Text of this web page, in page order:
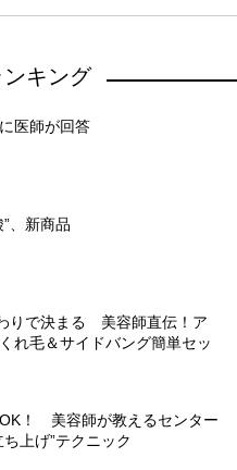
ンキング
医師が回答
、新商品
りで決まる 美容師直伝！ア
れ毛＆サイドバング簡単セッ
！ 美容師が教えるセンター
上げ”テクニック